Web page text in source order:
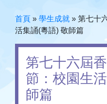
首頁 » 學生成就 » 第七十
活集誦(粵語) 敬師篇
第七十六屆
節：校園生
師篇